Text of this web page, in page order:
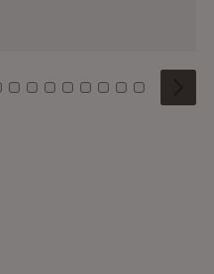
2 3 4 5
Kachel: 6
Zu Kachel: 7
Zu Kachel: 8
Zu Kachel: 9
Zu Kachel: 10
Zu Kachel: 11
Zu Kachel: 12
Zu Kachel:
Zu